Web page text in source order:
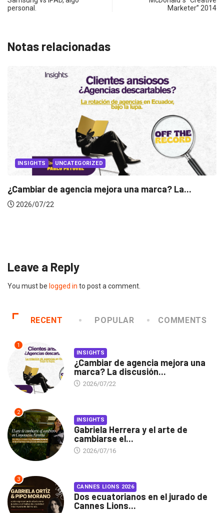
personal.
Marketer” 2014
Notas relacionadas
La... INSIGHTS
Leave a Reply
You must be logged in to post a comment.
RECENT POPULAR COMMENTS
1
INSIGHTS
¿Cambiar de agencia mejora una
marca? La discusión...
2026/07/22
2
INSIGHTS
Gabriela Herrera y el arte de
cambiarse el...
2026/07/16
3
CANNES LIONS 2026
Dos ecuatorianos en el jurado de
Cannes Lions...